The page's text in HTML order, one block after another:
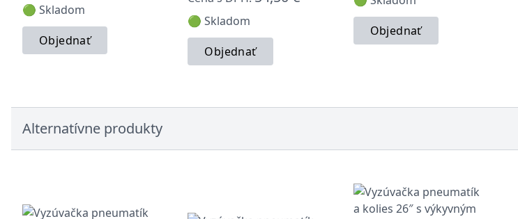
🟢 Skladom
Objednať
🟢 Skladom
Objednať
Objednať
Alternatívne produkty